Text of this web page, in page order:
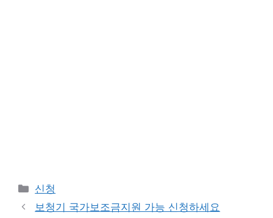
Categories
신청
보청기 국가보조금지원 가능 신청하세요